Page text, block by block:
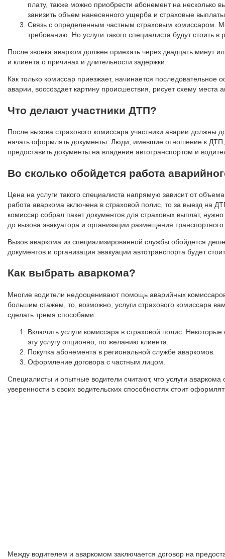
плату, также можно приобрести абонемент на несколько
занизить объем нанесенного ущерба и страховые
Связь с определенным частным страховым комиссаром.
требованию. Но услуги такого специалиста будут
После звонка аварком должен приехать через двадцать минут
и клиента о причинах и длительности задержки.
Как только комиссар приезжает, начинается
аварии, воссоздает картину происшествия, рисует схему
Что делают участники ДТП?
После вызова страхового комиссара участники аварии должны
начать оформлять документы. Люди, имевшие отношение к
предоставить документы на владение автотранспортом и
Во сколько обойдется работа
Цена на услуги такого специалиста напрямую зависит от
работа аваркома включена в страховой полис, то за выезд на
комиссар собрал пакет документов для страховых выплат,
до вызова эвакуатора и организации размещения
Вызов аваркома из специализированной службы обойдется
документов и организация эвакуации автотранспорта будет
Как выбрать аваркома?
Многие водители недооценивают помощь аварийных
большим стажем, то, возможно, услуги страхового комиссара
сделать тремя способами:
Включить услуги комиссара в страховой полис.
эту услугу опционно, по желанию клиента.
Покупка абонемента в региональной службе аваркомов.
Оформление договора с частным лицом.
Специалисты и опытные водители считают, что услуги
уверенности в своих водительских способностях стоит
Между водителем и аваркомом заключается договор на